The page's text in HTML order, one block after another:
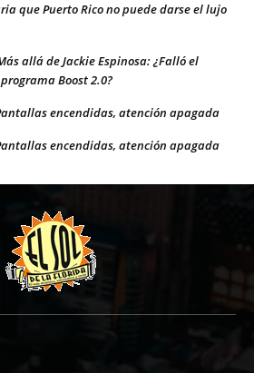
que Puerto Rico no puede darse el lujo
allá de Jackie Espinosa: ¿Falló el
Boost 2.0?
encendidas, atención apagada
encendidas, atención apagada